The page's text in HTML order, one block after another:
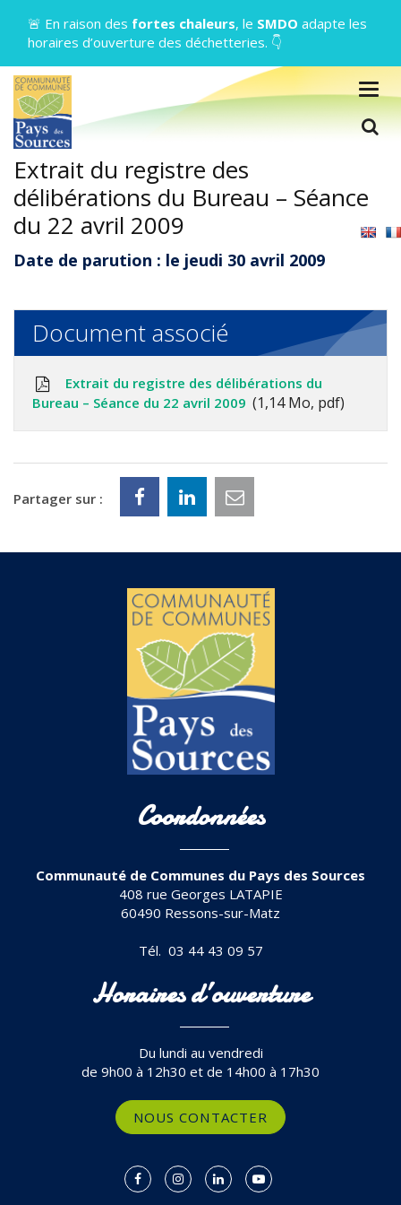
🚨 En raison des fortes chaleurs, le SMDO adapte les
horaires d’ouverture des déchetteries. 👇
Extrait du registre des
délibérations du Bureau – Séance
du 22 avril 2009
Date de parution : le jeudi 30 avril 2009
Document associé
Extrait du registre des délibérations du
Bureau – Séance du 22 avril 2009
1,14 Mo, pdf
Partager sur :
Coordonnées
Communauté de Communes du Pays des Sources
408 rue Georges LATAPIE
60490 Ressons-sur-Matz
Tél. 03 44 43 09 57
Horaires d’ouverture
Du lundi au vendredi
de 9h00 à 12h30 et de 14h00 à 17h30
NOUS CONTACTER
Lien
Lien
Lien
Lien